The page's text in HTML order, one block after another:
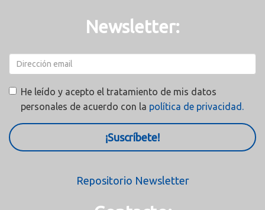
Newsletter:
He leído y acepto el tratamiento de mis datos
personales de acuerdo con la política de privacidad.
¡Suscríbete!
Repositorio Newsletter